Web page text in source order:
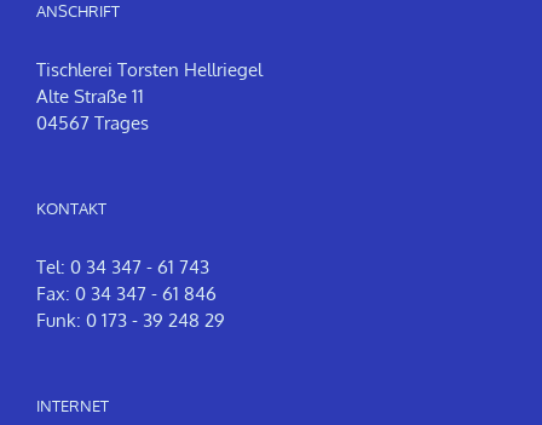
ANSCHRIFT
Tischlerei Torsten Hellriegel
Alte Straße 11
04567 Trages
KONTAKT
Tel: 0 34 347 - 61 743
Fax: 0 34 347 - 61 846
Funk: 0 173 - 39 248 29
INTERNET